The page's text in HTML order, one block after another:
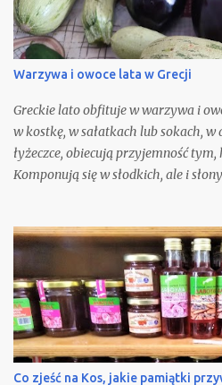
Warzywa i owoce lata w Grecji
Greckie lato obfituje w warzywa i
w kostkę, w sałatkach lub sokach, w
łyżeczce, obiecują przyjemność
Komponują się w słodkich, ale i
Co zjeść na Kos, jakie pamiątki